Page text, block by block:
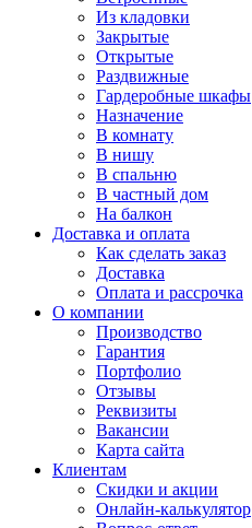
Из кладовки
Закрытые
Открытые
Раздвижные
Гардеробные шкафы
Назначение
В комнату
В нишу
В спальню
В частный дом
На балкон
Доставка и оплата
Как сделать заказ
Доставка
Оплата и рассрочка
О компании
Производство
Гарантия
Портфолио
Отзывы
Реквизиты
Вакансии
Карта сайта
Клиентам
Скидки и акции
Онлайн-калькулятор